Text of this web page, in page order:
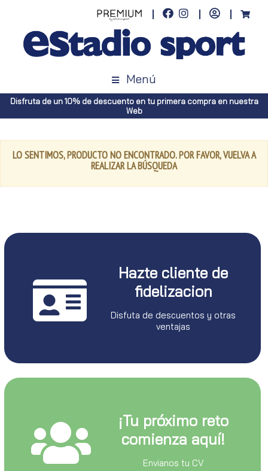
Menú
Disfruta de un 10% de descuento en tu primera compra en nuestra
Web
LO SENTIMOS, PRODUCTO NO ENCONTRADO. POR FAVOR, VUELVA A
REALIZAR LA BÚSQUEDA
Hazte cliente de
fidelizacion
Disfuta de descuentos y otras
ventajas
¡Tu próximo reto
comienza aquí!
Envianos tu CV